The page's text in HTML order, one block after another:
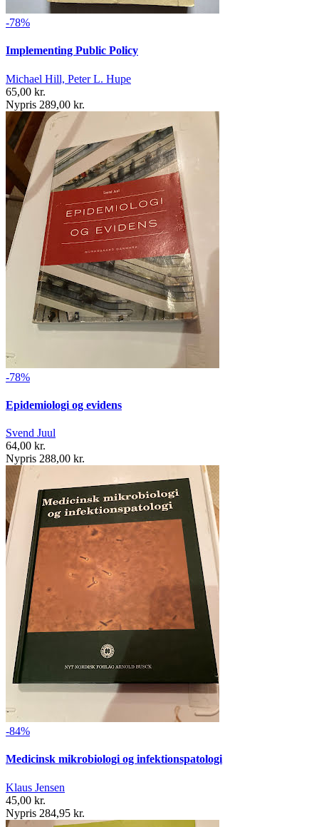
-78%
Implementing Public Policy
Michael Hill, Peter L. Hupe
65,00 kr.
Nypris 289,00 kr.
-78%
Epidemiologi og evidens
Svend Juul
64,00 kr.
Nypris 288,00 kr.
-84%
Medicinsk mikrobiologi og infektionspatologi
Klaus Jensen
45,00 kr.
Nypris 284,95 kr.